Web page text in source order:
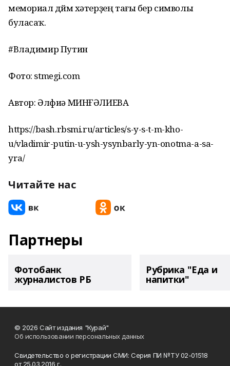
мемориал дөйөм хәтерҙең тағы бер символы
буласаҡ.
#Владимир Путин
Фото: stmegi.com
Автор: Әлфиә МИНҒӘЛИЕВА
https://bash.rbsmi.ru/articles/s-y-s-t-m-kho-
u/vladimir-putin-u-ysh-ysynbarly-yn-onotma-a-sa-
yra/
Читайте нас
Партнеры
Фотобанк
журналистов РБ
Рубрика "Еда и
напитки"
© 2026 Сайт издания "Курай"
Об использовании персональных данных
Свидетельство о регистрации СМИ: Серия ПИ №ТУ 02-01518
от 25.03.2016 г.